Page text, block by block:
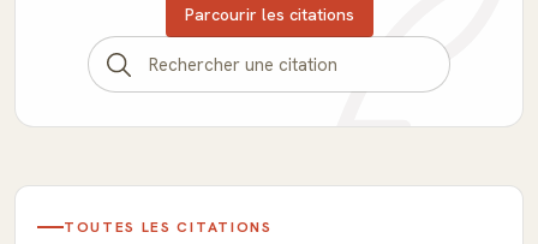
Parcourir les citations
TOUTES LES CITATIONS